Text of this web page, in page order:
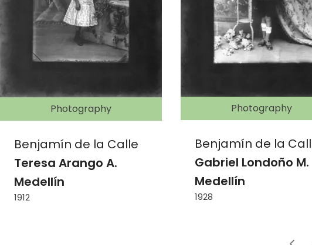
Photography
Benjamín de la Calle
Teresa Arango A.
Medellín
1912
Photography
Benjamín de la
Gabriel Londoño M.
Medellín
1928